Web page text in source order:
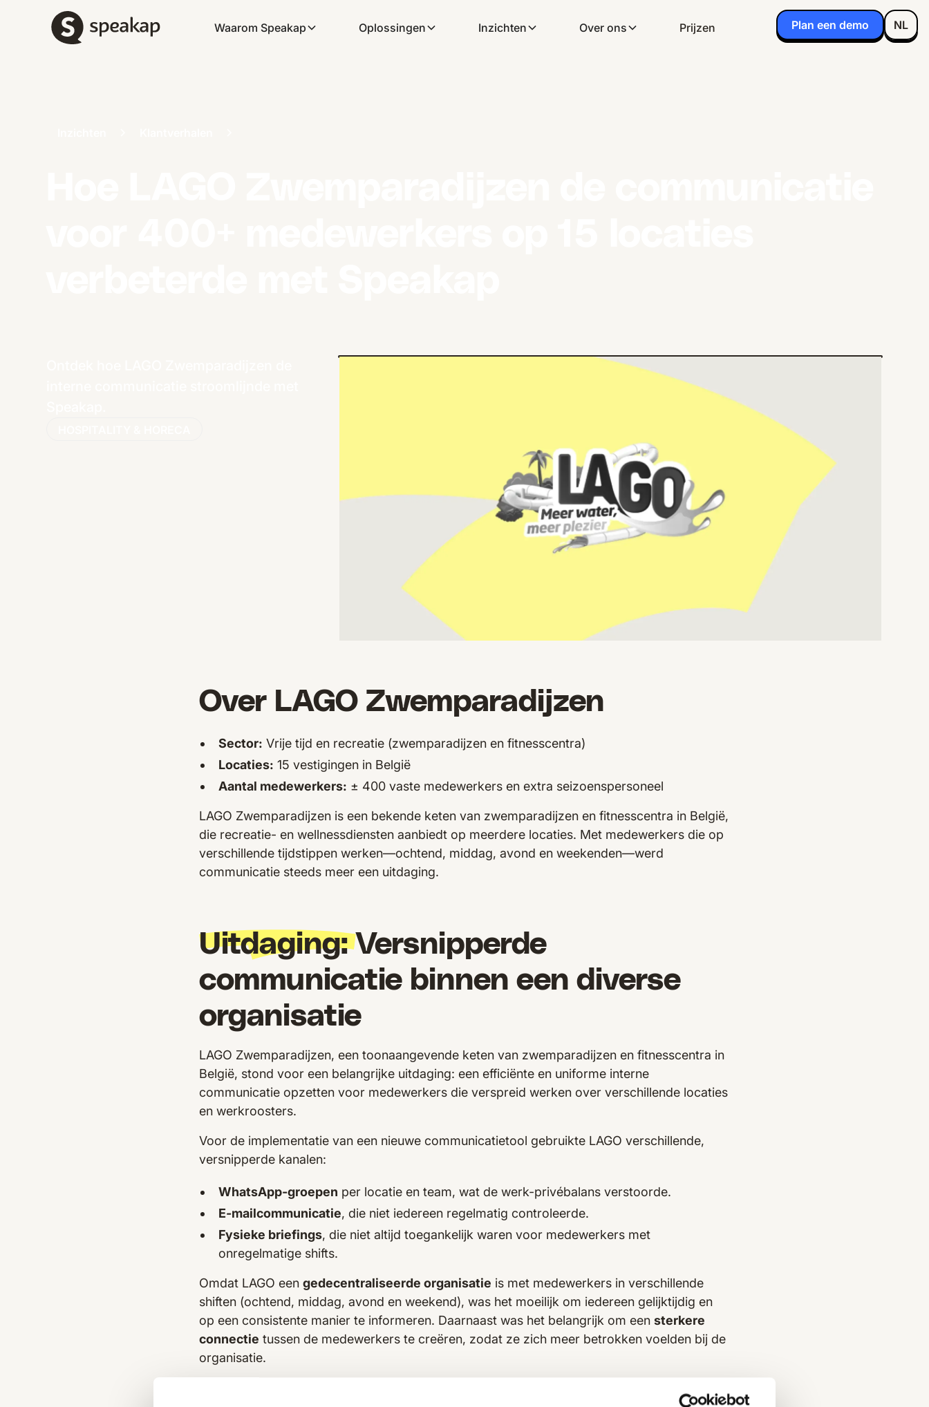
Waarom Speakap Oplossingen Inzichten Over ons Prijzen Plan een demo NL
Over LAGO Zwemparadijzen
Sector: Vrije tijd en recreatie (zwemparadijzen en fitnesscentra)
Locaties: 15 vestigingen in België
Aantal medewerkers: ± 400 vaste medewerkers en extra seizoenspersoneel
LAGO Zwemparadijzen is een bekende keten van zwemparadijzen en fitnesscentra in België,
die recreatie- en wellnessdiensten aanbiedt op meerdere locaties. Met medewerkers die op
verschillende tijdstippen werken—ochtend, middag, avond en weekenden—werd
communicatie steeds meer een uitdaging.
Uitdaging:Versnipperde
communicatie binnen een diverse
organisatie
LAGO Zwemparadijzen, een toonaangevende keten van zwemparadijzen en fitnesscentra in
België, stond voor een belangrijke uitdaging: een efficiënte en uniforme interne
communicatie opzetten voor medewerkers die verspreid werken over verschillende locaties
en werkroosters.
Voor de implementatie van een nieuwe communicatietool gebruikte LAGO verschillende,
versnipperde kanalen:
WhatsApp-groepen per locatie en team, wat de werk-privébalans verstoorde.
E-mailcommunicatie, die niet iedereen regelmatig controleerde.
Fysieke briefings, die niet altijd toegankelijk waren voor medewerkers met
onregelmatige shifts.
Omdat LAGO een gedecentraliseerde organisatie is met medewerkers in verschillende
shiften (ochtend, middag, avond en weekend), was het moeilijk om iedereen gelijktijdig en
op een consistente manier te informeren. Daarnaast was het belangrijk om een sterkere
connectie tussen de medewerkers te creëren, zodat ze zich meer betrokken voelden bij de
organisatie.